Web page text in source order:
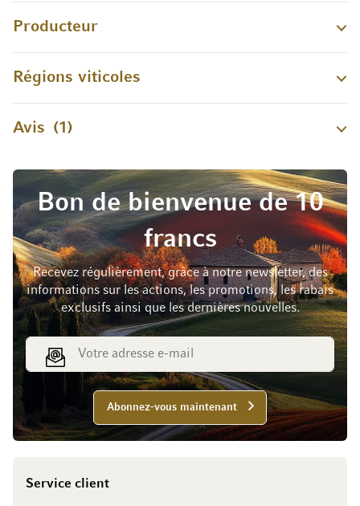
Producteur
Régions viticoles
Avis 1
Bon de bienvenue de 10
francs
Recevez régulièrement, grâce à notre newsletter, des
informations sur les actions, les promotions, les rabais
exclusifs ainsi que les dernières nouvelles.
Adresse e-mail
Abonnez-vous maintenant
Service client